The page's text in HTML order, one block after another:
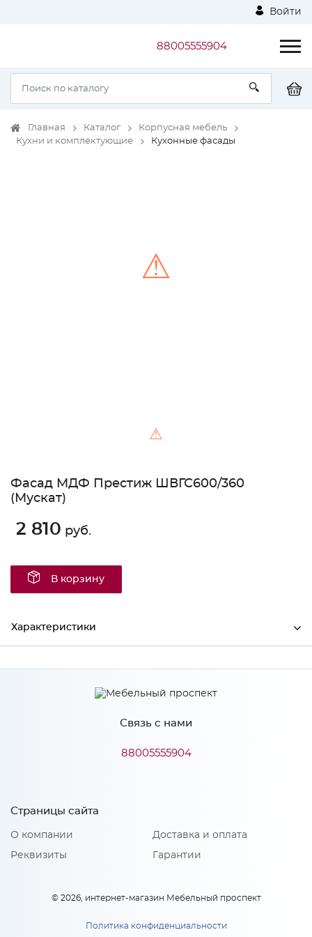
Войти
88005555904
Главная Каталог
Корпусная мебель
Кухни и комплектующие
Кухонные фасады
⚠
⚠
Фасад МДФ Престиж ШВГС600/360
(Мускат)
2 810 руб.
В корзину
Характеристики
Производитель МиФ
Связь с нами
88005555904
Страницы сайта
О компании
Реквизиты
Доставка и оплата
Гарантии
© 2026, интернет-магазин Мебельный проспект
Политика конфиденциальности